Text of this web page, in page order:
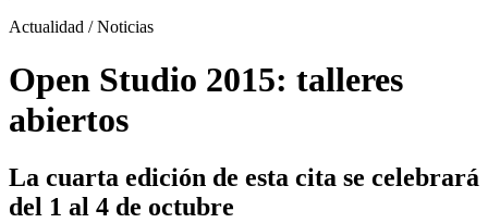
Actualidad / Noticias
Open Studio 2015: talleres
abiertos
La cuarta edición de esta cita se celebrará
del 1 al 4 de octubre